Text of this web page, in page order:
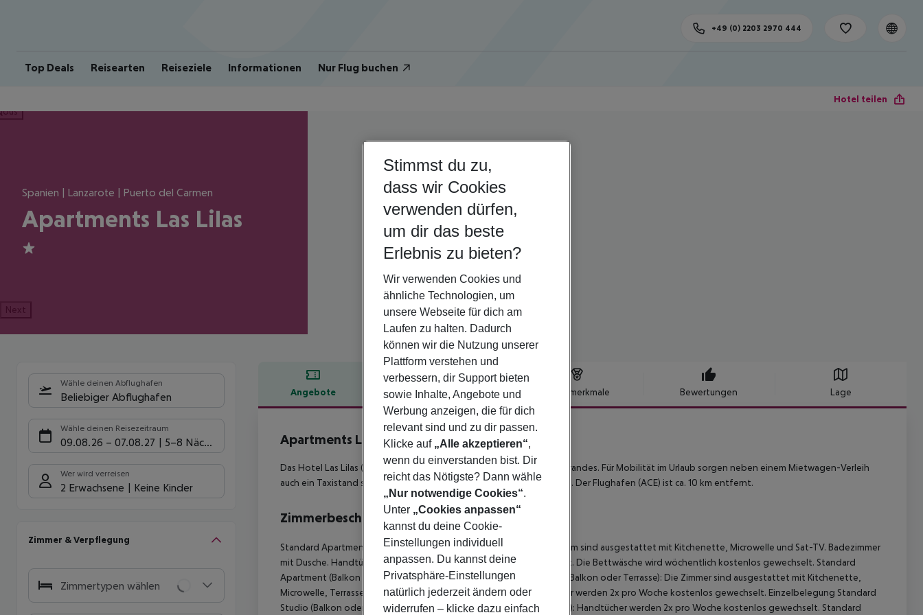
Top Deals Reisearten Reiseziele Informationen Nur Flug buchen
+49 (0) 2203 2970 444
Hotel teilen
Spanien | Lanzarote | Puerto del Carmen
Apartments Las Lilas
1
Next
Wähle deinen Abflughafen
Beliebiger Abflughafen
Wähle deinen Reisezeitraum
09.08.26 – 07.08.27 5-8 Nächte
Wer wird verreisen
2 Erwachsene Keine Kinder
Zimmer & Verpflegung
Zimmertypen wählen
Angebote Hotelbeschreibung Hotelmerkmale Bewertungen Lage
Hotelbeschreibung
Apartments Las Lilas
Das Hotel Las Lilas (Adults only) liegt in der Umgebung eines Sandstrandes. Für Mobilität im Urlaub sorgen neben einem Mietwagen-Verleih
auch ein Taxistand sowie eine Bushaltestelle in etwa 1 km Entfernung. Der Flughafen (ACE) ist ca. 10 km entfernt.
Zimmerbeschreibung
Standard Apartment (Balkon oder Terrasse): Die Zimmer mit Wohnraum sind ausgestattet mit Kitchenette, Microwelle und Sat-TV. Badezimmer
mit Dusche. Handtücher werden 2x pro Woche kostenlos gewechselt. Die Bettwäsche wird wöchentlich kostenlos gewechselt. Standard
Apartment (Balkon oder Terrasse): Einzelbelegung Standard Studio (Balkon oder Terrasse): Die Zimmer sind ausgestattet mit Kitchenette,
Microwelle, Terrasse und Balkon. Badezimmer mit Dusche. Handtücher werden 2x pro Woche kostenlos gewechselt. Einzelbelegung Standard
Studio (Balkon oder Terrasse): Standard Studio (Balkon oder Terrasse): Handtücher werden 2x pro Woche kostenlos gewechselt. Standard
Stimmst du zu,
dass wir Cookies
verwenden dürfen,
um dir das beste
Erlebnis zu bieten?
Wir verwenden Cookies und
ähnliche Technologien, um
unsere Webseite für dich am
Laufen zu halten. Dadurch
können wir die Nutzung unserer
Plattform verstehen und
verbessern, dir Support bieten
sowie Inhalte, Angebote und
Werbung anzeigen, die für dich
relevant sind und zu dir passen.
Klicke auf „Alle akzeptieren“,
wenn du einverstanden bist. Dir
reicht das Nötigste? Dann wähle
„Nur notwendige Cookies“.
Unter „Cookies anpassen“
kannst du deine Cookie-
Einstellungen individuell
anpassen. Du kannst deine
Privatsphäre-Einstellungen
natürlich jederzeit ändern oder
widerrufen – klicke dazu einfach